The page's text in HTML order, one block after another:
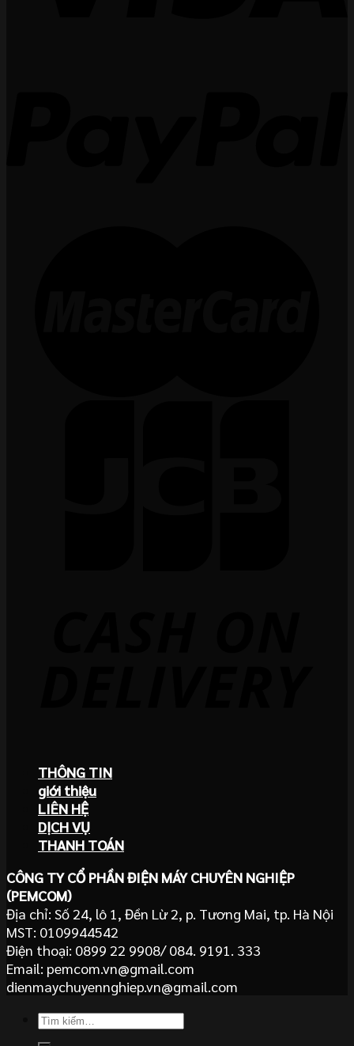
THÔNG TIN
giới thiệu
LIÊN HỆ
DỊCH VỤ
THANH TOÁN
CÔNG TY CỔ PHẦN ĐIỆN MÁY CHUYÊN NGHIỆP
(PEMCOM)
Địa chỉ: Số 24, lô 1, Đền Lừ 2, p. Tương Mai, tp. Hà Nội
MST: 0109944542
Điện thoại: 0899 22 9908/ 084. 9191. 333
Email: pemcom.vn@gmail.com
dienmaychuyennghiep.vn@gmail.com
Tìm